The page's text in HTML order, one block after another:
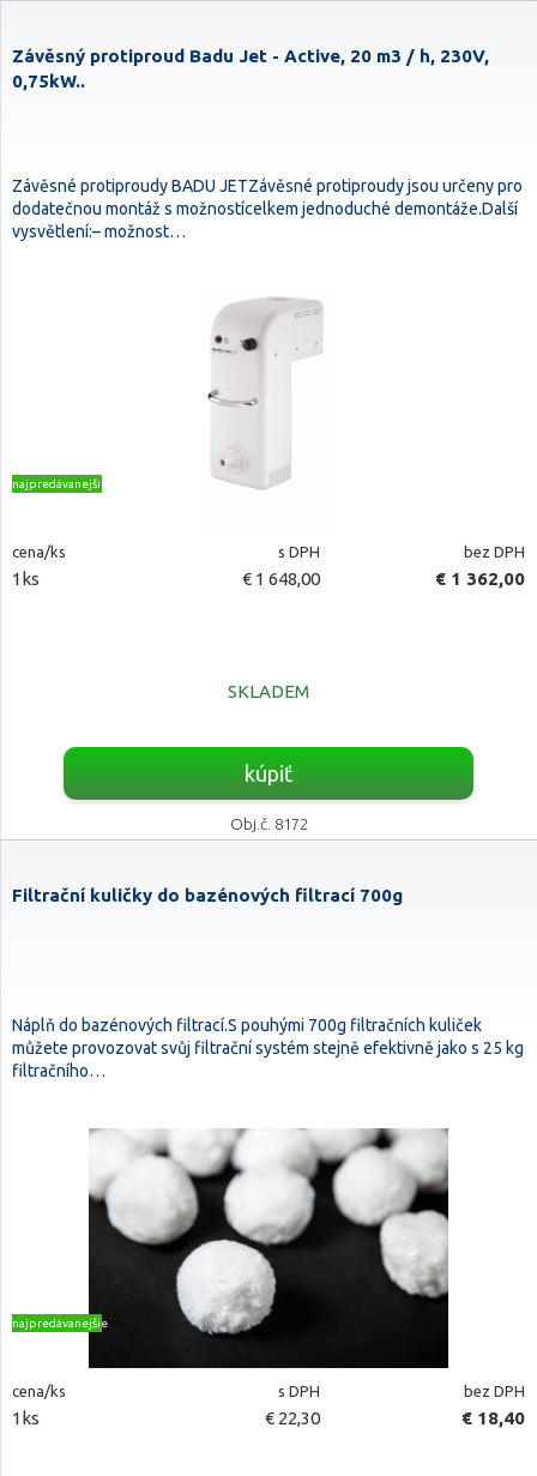
Závěsný protiproud Badu Jet - Active, 20 m3 / h, 230V,
0,75kW..
Závěsné protiproudy BADU JETZávěsné protiproudy jsou určeny pro
dodatečnou montáž s možnostícelkem jednoduché demontáže.Další
vysvětlení:– možnost…
najpredávanejšie
cena/ks s DPH bez DPH
1ks € 1 648,00 € 1 362,00
SKLADEM
kúpiť
Obj.č. 8172
Filtrační kuličky do bazénových filtrací 700g
Náplň do bazénových filtrací.S pouhými 700g filtračních kuliček
můžete provozovat svůj filtrační systém stejně efektivně jako s 25 kg
filtračního…
najpredávanejšie
cena/ks s DPH bez DPH
1ks € 22,30 € 18,40